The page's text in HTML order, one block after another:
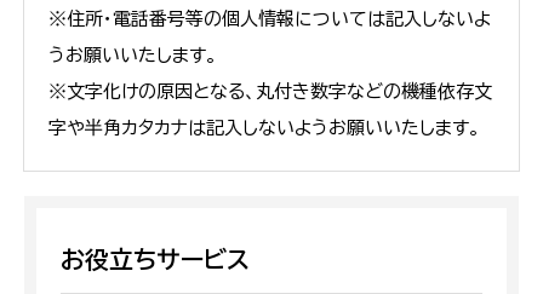
※住所・電話番号等の個人情報については記入しないよ
うお願いいたします。
※文字化けの原因となる、丸付き数字などの機種依存文
字や半角カタカナは記入しないようお願いいたします。
お役立ちサービス